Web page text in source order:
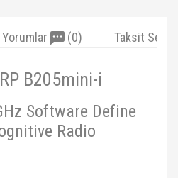
Yorumlar (0) Taksit
B205mini-i
Software Define
Radio